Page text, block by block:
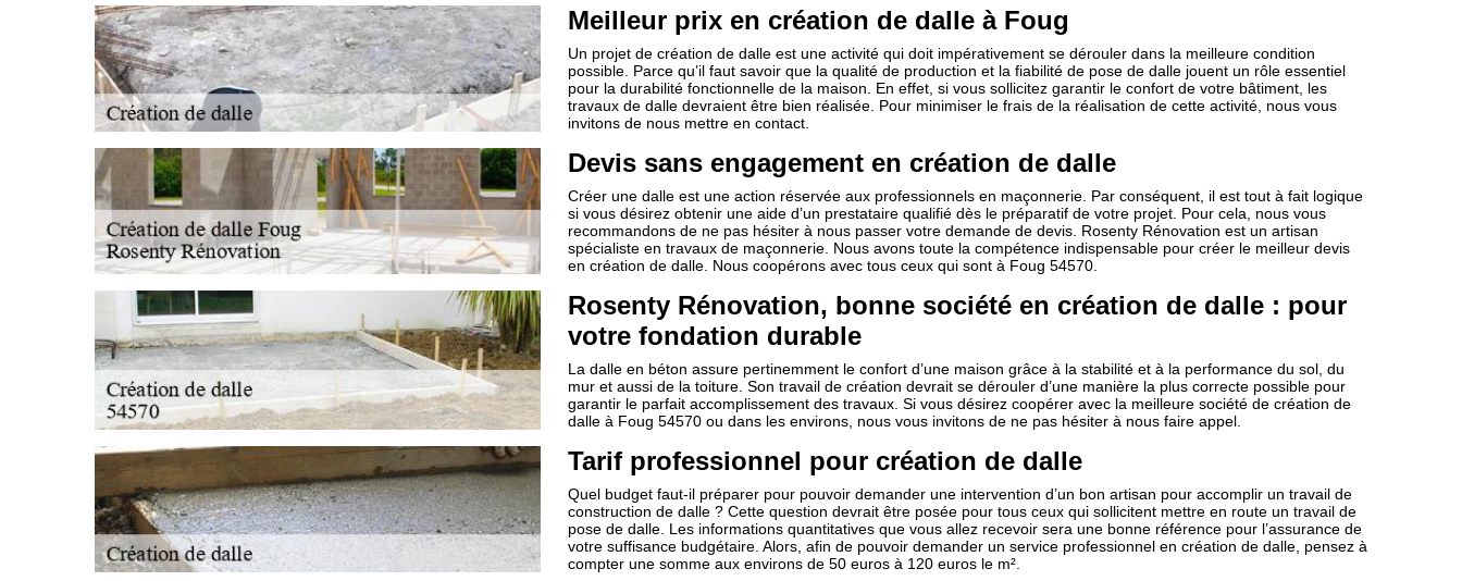
Meilleur prix en création de dalle à Foug
Un projet de création de dalle est une activité qui doit impérativement se dérouler dans la meilleure condition
possible. Parce qu’il faut savoir que la qualité de production et la fiabilité de pose de dalle jouent un rôle essentiel
pour la durabilité fonctionnelle de la maison. En effet, si vous sollicitez garantir le confort de votre bâtiment, les
travaux de dalle devraient être bien réalisée. Pour minimiser le frais de la réalisation de cette activité, nous vous
invitons de nous mettre en contact.
Devis sans engagement en création de dalle
Créer une dalle est une action réservée aux professionnels en maçonnerie. Par conséquent, il est tout à fait logique
si vous désirez obtenir une aide d’un prestataire qualifié dès le préparatif de votre projet. Pour cela, nous vous
recommandons de ne pas hésiter à nous passer votre demande de devis. Rosenty Rénovation est un artisan
spécialiste en travaux de maçonnerie. Nous avons toute la compétence indispensable pour créer le meilleur devis
en création de dalle. Nous coopérons avec tous ceux qui sont à Foug 54570.
Rosenty Rénovation, bonne société en création de dalle : pour
votre fondation durable
La dalle en béton assure pertinemment le confort d’une maison grâce à la stabilité et à la performance du sol, du
mur et aussi de la toiture. Son travail de création devrait se dérouler d’une manière la plus correcte possible pour
garantir le parfait accomplissement des travaux. Si vous désirez coopérer avec la meilleure société de création de
dalle à Foug 54570 ou dans les environs, nous vous invitons de ne pas hésiter à nous faire appel.
Tarif professionnel pour création de dalle
Quel budget faut-il préparer pour pouvoir demander une intervention d’un bon artisan pour accomplir un travail de
construction de dalle ? Cette question devrait être posée pour tous ceux qui sollicitent mettre en route un travail de
pose de dalle. Les informations quantitatives que vous allez recevoir sera une bonne référence pour l’assurance de
votre suffisance budgétaire. Alors, afin de pouvoir demander un service professionnel en création de dalle, pensez à
compter une somme aux environs de 50 euros à 120 euros le m².